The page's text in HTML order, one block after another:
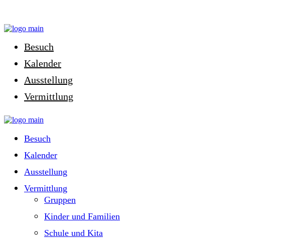
Besuch
Kalender
Ausstellung
Vermittlung
Kinder und Familien
Museumsclubs & Co
Besuch
Kalender
Ausstellung
Vermittlung
Gruppen
Kinder und Familien
Schule und Kita